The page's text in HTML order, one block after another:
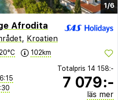
1/6
Afrodita
, Kroatien
20°C 102km
Totalpris 14 158:-
7 079:-
läs mer